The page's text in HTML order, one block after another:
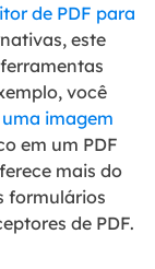
de PDF para
este
você
imagem
em um PDF
mais do
formulários
de PDF.